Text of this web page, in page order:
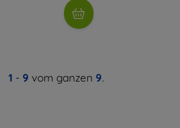
1 - 9 vom ganzen 9.